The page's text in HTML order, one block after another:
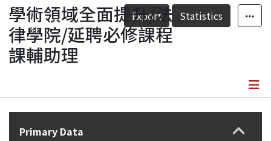
Fundings & Projects
Researchers
Statistics
Export Statistics
學術領域全面提升/法
律學院/延聘必修課程
課輔助理
Details
Primary Data